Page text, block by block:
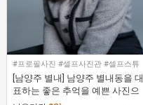
#프로필사진 #셀프사진관 #셀프스튜
디오
[남양주 별내] 남양주 별내동을 대
표하는 좋은 추억을 예쁜 사진으